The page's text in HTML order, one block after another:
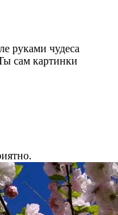
руками чудеса
сам картинки